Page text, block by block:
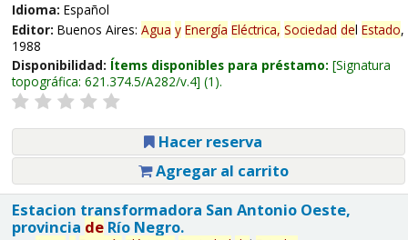
Idioma: Español
Editor: Buenos Aires: Agua y Energía Eléctrica, Sociedad del Estado,
1988
Disponibilidad: Ítems disponibles para préstamo: Signatura
topográfica: 621.374.5/A282/v.4 (1).
Hacer reserva
Agregar al carrito
Estacion transformadora San Antonio Oeste,
provincia deRío Negro.